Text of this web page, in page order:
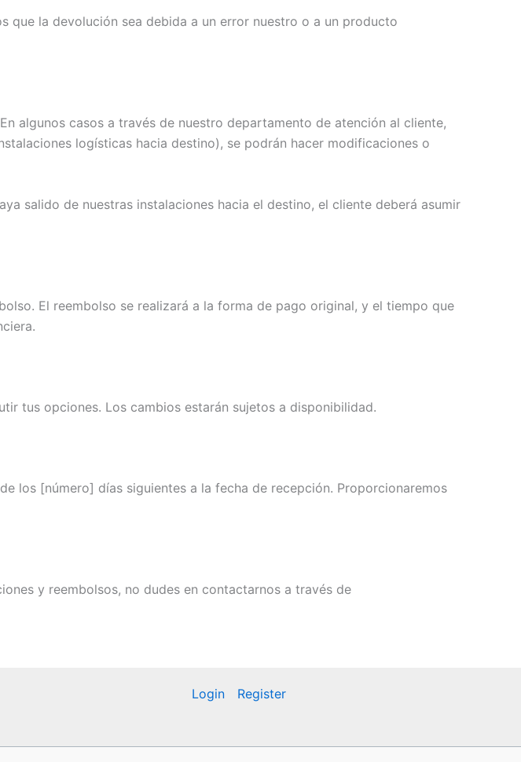
que la devolución sea debida a un error nuestro o a un producto
algunos casos a través de nuestro departamento de atención al cliente,
logísticas hacia destino), se podrán hacer modificaciones o
salido de nuestras instalaciones hacia el destino, el cliente deberá asumir
El reembolso se realizará a la forma de pago original, y el tiempo que
tus opciones. Los cambios estarán sujetos a disponibilidad.
los [número] días siguientes a la fecha de recepción. Proporcionaremos
y reembolsos, no dudes en contactarnos a través de
Login Register